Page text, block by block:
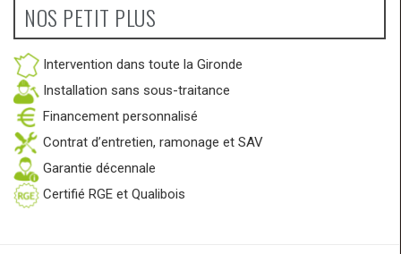
NOS PETIT PLUS
Intervention dans toute la Gironde
Installation sans sous-traitance
Financement personnalisé
Contrat d’entretien, ramonage et SAV
Garantie décennale
Certifié RGE et Qualibois